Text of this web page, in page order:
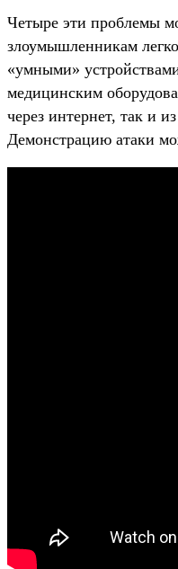
Четыре эти проблемы
злоумышленникам
«умными»
медицинским
через интернет, так и
Демонстрацию атаки